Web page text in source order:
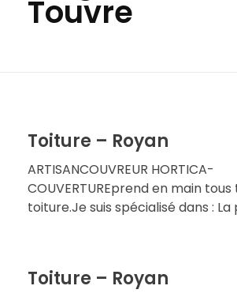
Touvre
Toiture – Royan
ARTISANCOUVREUR HORTICA-
COUVERTUREprend en main
toiture.Je suis spécialisé dans : La
Toiture – Royan